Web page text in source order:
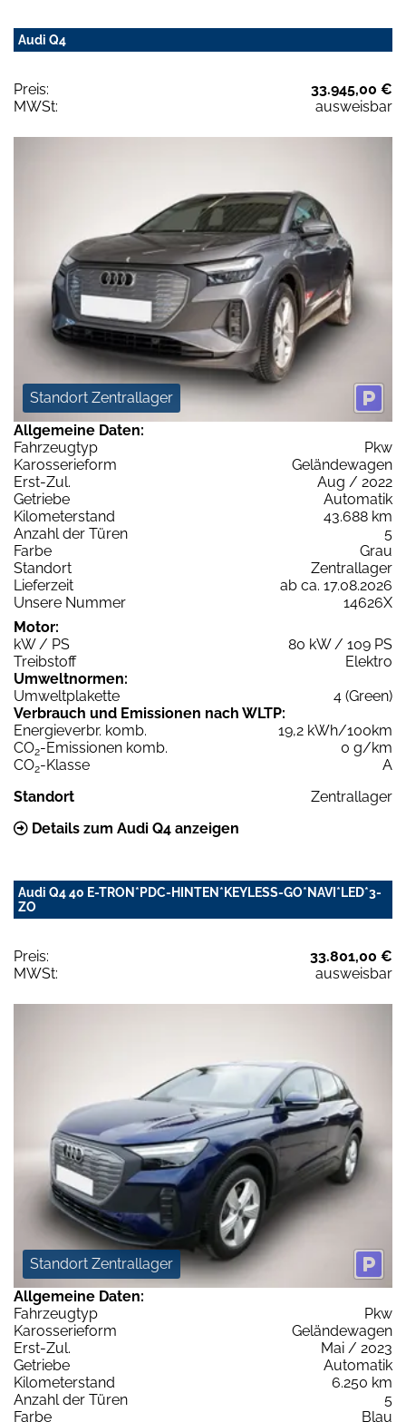
Audi Q4
Preis:
33.945,00 €
MWSt:
ausweisbar
Standort Zentrallager
Allgemeine Daten:
Fahrzeugtyp
Pkw
Karosserieform
Geländewagen
Erst-Zul.
Aug / 2022
Getriebe
Automatik
Kilometerstand
43.688 km
Anzahl der Türen
5
Farbe
Grau
Standort
Zentrallager
Lieferzeit
ab ca. 17.08.2026
Unsere Nummer
14626X
Motor:
kW / PS
80 kW / 109 PS
Treibstoff
Elektro
Umweltnormen:
Umweltplakette
4 (Green)
Verbrauch und Emissionen nach WLTP:
Energieverbr. komb.
19,2 kWh/100km
CO2-Emissionen komb.
0 g/km
CO2-Klasse
A
Standort
Zentrallager
Details zum Audi Q4 anzeigen
Audi Q4 40 E-TRON*PDC-HINTEN*KEYLESS-GO*NAVI*LED*3-
ZO
Preis:
33.801,00 €
MWSt:
ausweisbar
Standort Zentrallager
Allgemeine Daten:
Fahrzeugtyp
Pkw
Karosserieform
Geländewagen
Erst-Zul.
Mai / 2023
Getriebe
Automatik
Kilometerstand
6.250 km
Anzahl der Türen
5
Farbe
Blau